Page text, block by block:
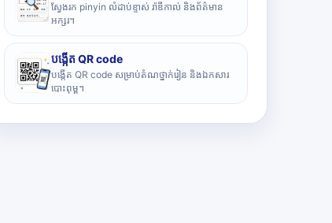
ស្វែងរក pinyin លំដាប់ខ្ទាស់ រ៉ាឌីកាល់ និងព័ត៌មាន
អក្សរ។
បង្កើត QR code
បង្កើត QR code សម្រាប់តំណថ្នាក់រៀន និងឯកសារ
បោះពុម្ព។